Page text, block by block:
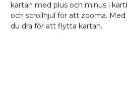
kartan med plus och minus i
och scrollhjul för att zooma.
du dra för att flytta kartan.